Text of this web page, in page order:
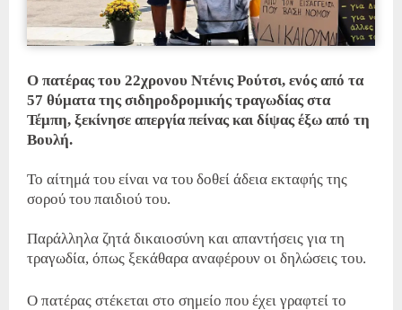
Ο πατέρας του 22χρονου Ντένις Ρούτσι, ενός από τα
57 θύματα της σιδηροδρομικής τραγωδίας στα
Τέμπη, ξεκίνησε απεργία πείνας και δίψας έξω από τη
Βουλή.
Το αίτημά του είναι να του δοθεί άδεια εκταφής της
σορού του παιδιού του.
Παράλληλα ζητά δικαιοσύνη και απαντήσεις για τη
τραγωδία, όπως ξεκάθαρα αναφέρουν οι δηλώσεις του.
Ο πατέρας στέκεται στο σημείο που έχει γραφτεί το